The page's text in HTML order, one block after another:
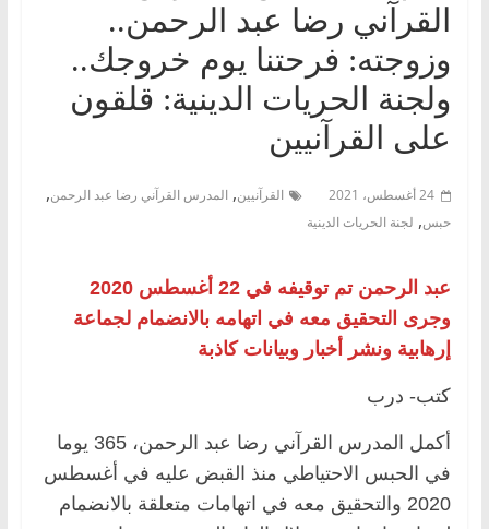
القرآني رضا عبد الرحمن..
وزوجته: فرحتنا يوم خروجك..
ولجنة الحريات الدينية: قلقون
على القرآنيين
24 أغسطس، 2021 القرآنيين, المدرس القرآني رضا عبد الرحمن,
حبس, لجنة الحريات الدينية
عبد الرحمن تم توقيفه في 22 أغسطس 2020
وجرى التحقيق معه في اتهامه بالانضمام لجماعة
إرهابية ونشر أخبار وبيانات كاذبة
كتب- درب
أكمل المدرس القرآني رضا عبد الرحمن، 365 يوما
في الحبس الاحتياطي منذ القبض عليه في أغسطس
2020 والتحقيق معه في اتهامات متعلقة بالانضمام